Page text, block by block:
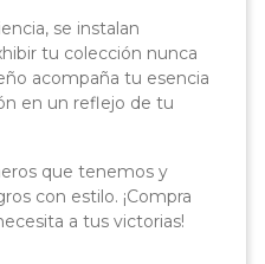
se instalan
tu colección nunca
acompaña tu esencia
en un reflejo de tu
que tenemos y
con estilo. ¡Compra
a tus victorias!